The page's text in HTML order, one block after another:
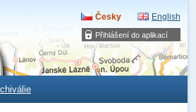
Přihlášení do aplikací
Česky English